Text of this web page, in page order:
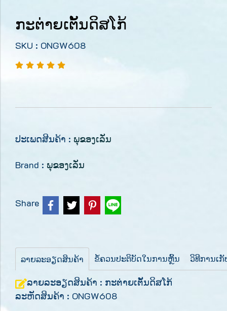
ກະຕ່າຍເຕັ້ນດິສໂກ້
SKU : ONGW608
ປະເພດສີນຄ້າ : ພຸຂອງເລັ່ນ
Brand : ພຸຂອງເລັ່ນ
Share
ລາຍລະອຽດສິນຄ້າ ຂໍ້ຄວນປະຕິບັດໃນການຫຼິ້ນ ວິທີການເ
ລາຍລະອຽດສິນຄ້າ : ກະຕ່າຍເຕັ້ນດິສໂກ້
ລະຫັດສິນຄ້າ : ONGW608